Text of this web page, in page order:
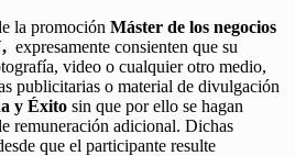
la promoción Máster de los negocios
expresamente consienten que su
video o cualquier otro medio,
publicitarias o material de divulgación
y Éxito sin que por ello se hagan
remuneración adicional. Dichas
que el participante resulte